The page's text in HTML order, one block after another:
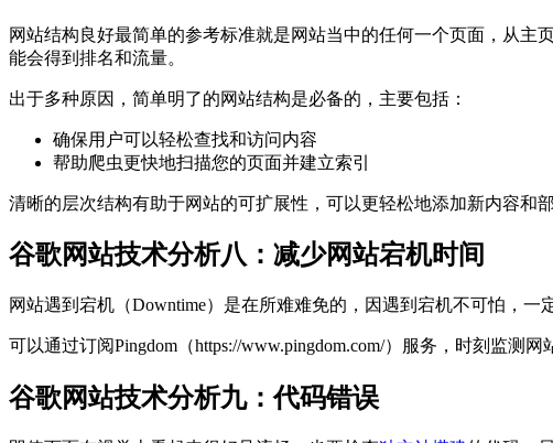
网站结构良好最简单的参考标准就是网站当中的任何一个页面，从
能会得到排名和流量。
出于多种原因，简单明了的网站结构是必备的，主要包括：
确保用户可以轻松查找和访问内容
帮助爬虫更快地扫描您的页面并建立索引
清晰的层次结构有助于网站的可扩展性，可以更轻松地添加新内容和
谷歌网站技术分析八：减少网站宕机时间
网站遇到宕机（Downtime）是在所难难免的，因遇到宕机不可怕，一
可以通过订阅Pingdom（https://www.pingdom.com/）服务，时刻监测
谷歌网站技术分析九：代码错误